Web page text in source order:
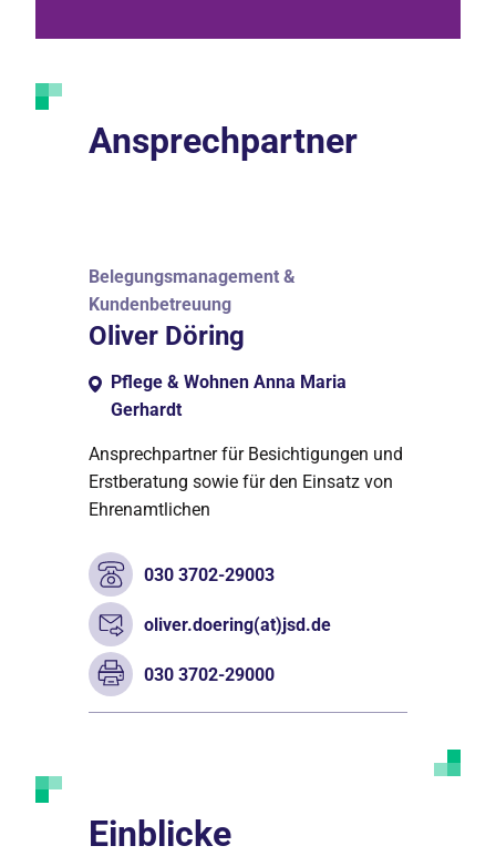
Ansprechpartner
Belegungsmanagement &
Kundenbetreuung
Oliver Döring
Pflege & Wohnen Anna Maria
Gerhardt
Ansprechpartner für Besichtigungen und
Erstberatung sowie für den Einsatz von
Ehrenamtlichen
030 3702-29003
oliver.doering(at)jsd.de
030 3702-29000
Einblicke